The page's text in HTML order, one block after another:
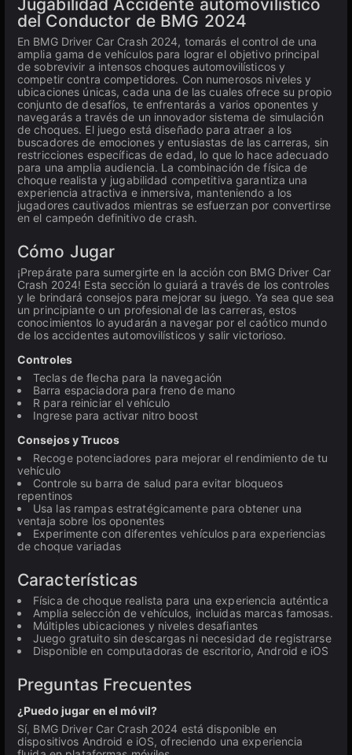
Jugabilidad Accidente automovilístico
del Conductor de BMG 2024
En BMG Driver Car Crash 2024, tomarás el control de una
amplia gama de vehículos para lograr el objetivo principal
de sobrevivir a intensos choques automovilísticos y
competir contra competidores. Con numerosos niveles y
ubicaciones únicas, cada una de las cuales ofrece su propio
conjunto de desafíos, te enfrentarás a varios oponentes y
navegarás a través de un innovador sistema de simulación
de choques. El juego está diseñado para atraer a los
buscadores de emociones y entusiastas de las carreras, sin
restricciones específicas de edad, lo que lo hace adecuado
para una amplia audiencia. La combinación de física de
choque realista y jugabilidad competitiva garantiza una
experiencia atractiva e inmersiva, manteniendo a los
jugadores cautivados mientras se esfuerzan por convertirse
en el campeón definitivo de crash.
Cómo Jugar
¡Prepárate para sumergirte en la acción con BMG Driver Car
Crash 2024! Esta sección lo guiará a través de los controles
y le brindará consejos para mejorar su juego. Ya sea que sea
un principiante o un profesional de las carreras, estos
conocimientos lo ayudarán a navegar por el caótico mundo
de los accidentes automovilísticos y salir victorioso.
Controles
Teclas de flecha para la navegación
Barra espaciadora para freno de mano
R para reiniciar el vehículo
Ingrese para activar nitro boost
Consejos y Trucos
Recoge potenciadores para mejorar el rendimiento de tu
vehículo
Controle su barra de salud para evitar bloqueos
repentinos
Usa las rampas estratégicamente para obtener una
ventaja sobre los oponentes
Experimente con diferentes vehículos para experiencias
de choque variadas
Características
Física de choque realista para una experiencia auténtica
Amplia selección de vehículos, incluidas marcas famosas.
Múltiples ubicaciones y niveles desafiantes
Juego gratuito sin descargas ni necesidad de registrarse
Disponible en computadoras de escritorio, Android e iOS
Preguntas Frecuentes
¿Puedo jugar en el móvil?
Sí, BMG Driver Car Crash 2024 está disponible en
dispositivos Android e iOS, ofreciendo una experiencia